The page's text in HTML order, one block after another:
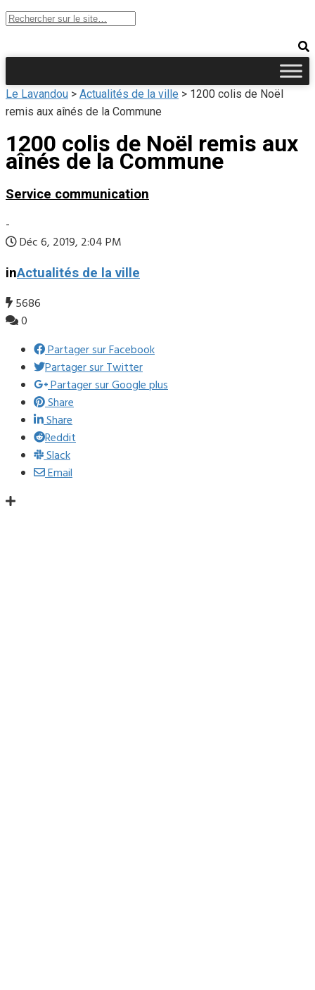
Le Lavandou > Actualités de la ville > 1200 colis de Noël
remis aux aînés de la Commune
1200 colis de Noël remis aux
aînés de la Commune
Service communication
-
Déc 6, 2019, 2:04 PM
inActualités de la ville
5686
0
Partager sur Facebook
Partager sur Twitter
Partager sur Google plus
Share
Share
Reddit
Slack
Email